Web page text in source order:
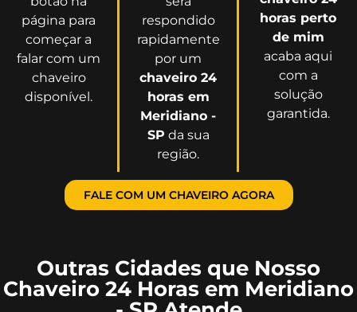
página para
começar a
falar com um
chaveiro
disponível.
respondido
rapidamente
por um
chaveiro 24
horas em
Meridiano -
SP da sua
região.
horas perto
de mim
acaba aqui
com a
solução
garantida.
FALE COM UM CHAVEIRO AGORA
Outras Cidades que Nosso
Chaveiro 24 Horas em Meridiano